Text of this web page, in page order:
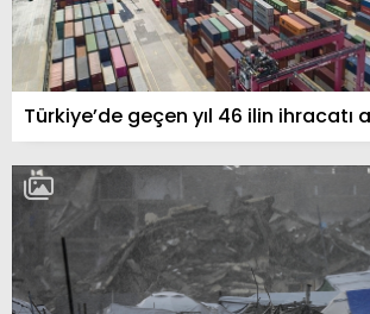
Türkiye’de geçen yıl 46 ilin ihracatı